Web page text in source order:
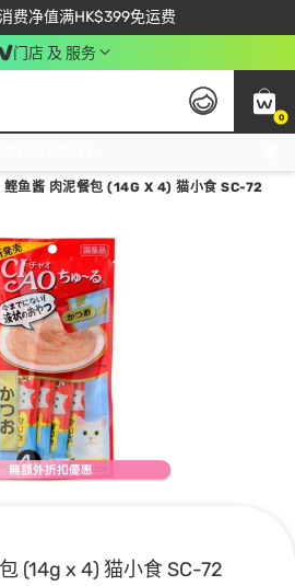
费净值满HK$399免运费
易赏钱会员尽享独家优惠
满$450 输入 NEWAPP 即减$50
门店 及 服务
0
鲣鱼酱 肉泥餐包 (14G X 4) 猫小食 SC-72
(14g x 4) 猫小食 SC-72